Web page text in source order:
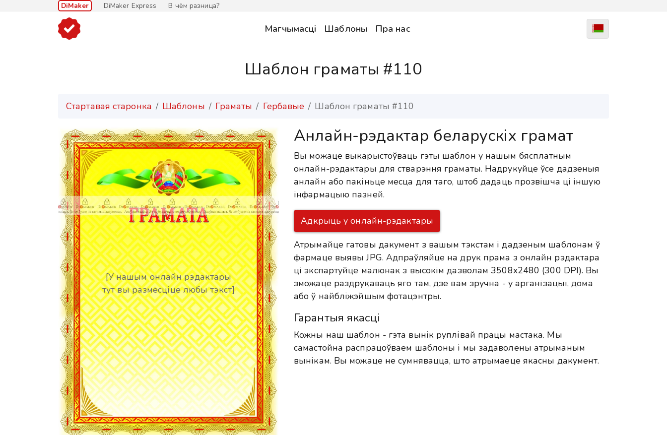
DiMaker DiMaker Express В чём разница?
Магчымасці Шаблоны Пра нас
Шаблон граматы #110
Стартавая старонка Шаблоны Граматы Гербавые Шаблон граматы #110
[У нашым онлайн рэдактары
тут вы размесціце любы тэкст]
Анлайн-рэдактар беларускіх грамат
Вы можаце выкарыстоўваць гэты шаблон у нашым бясплатным
онлайн-рэдактары для стварэння граматы. Надрукуйце ўсе дадзеныя
анлайн або пакіньце месца для таго, штоб дадаць прозвішча ці іншую
інфармацыю пазней.
Адкрыць у онлайн-рэдактары
Атрымайце гатовы дакумент з вашым тэкстам і дадзеным шаблонам ў
фармаце выявы JPG. Адпраўляйце на друк прама з онлайн рэдактара
ці экспартуйце малюнак з высокім дазволам 3508x2480 (300 DPI). Вы
зможаце раздрукаваць яго там, дзе вам зручна - у арганізацыі, дома
або ў найбліжэйшым фотацэнтры.
Гарантыя якасці
Кожны наш шаблон - гэта вынік руплівай працы мастака. Мы
самастойна распрацоўваем шаблоны і мы задаволены атрыманым
вынікам. Вы можаце не сумнявацца, што атрымаеце якасны дакумент.